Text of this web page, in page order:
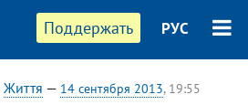
Поддержать РУС
Життя — 14 сентября 2013, 19:55